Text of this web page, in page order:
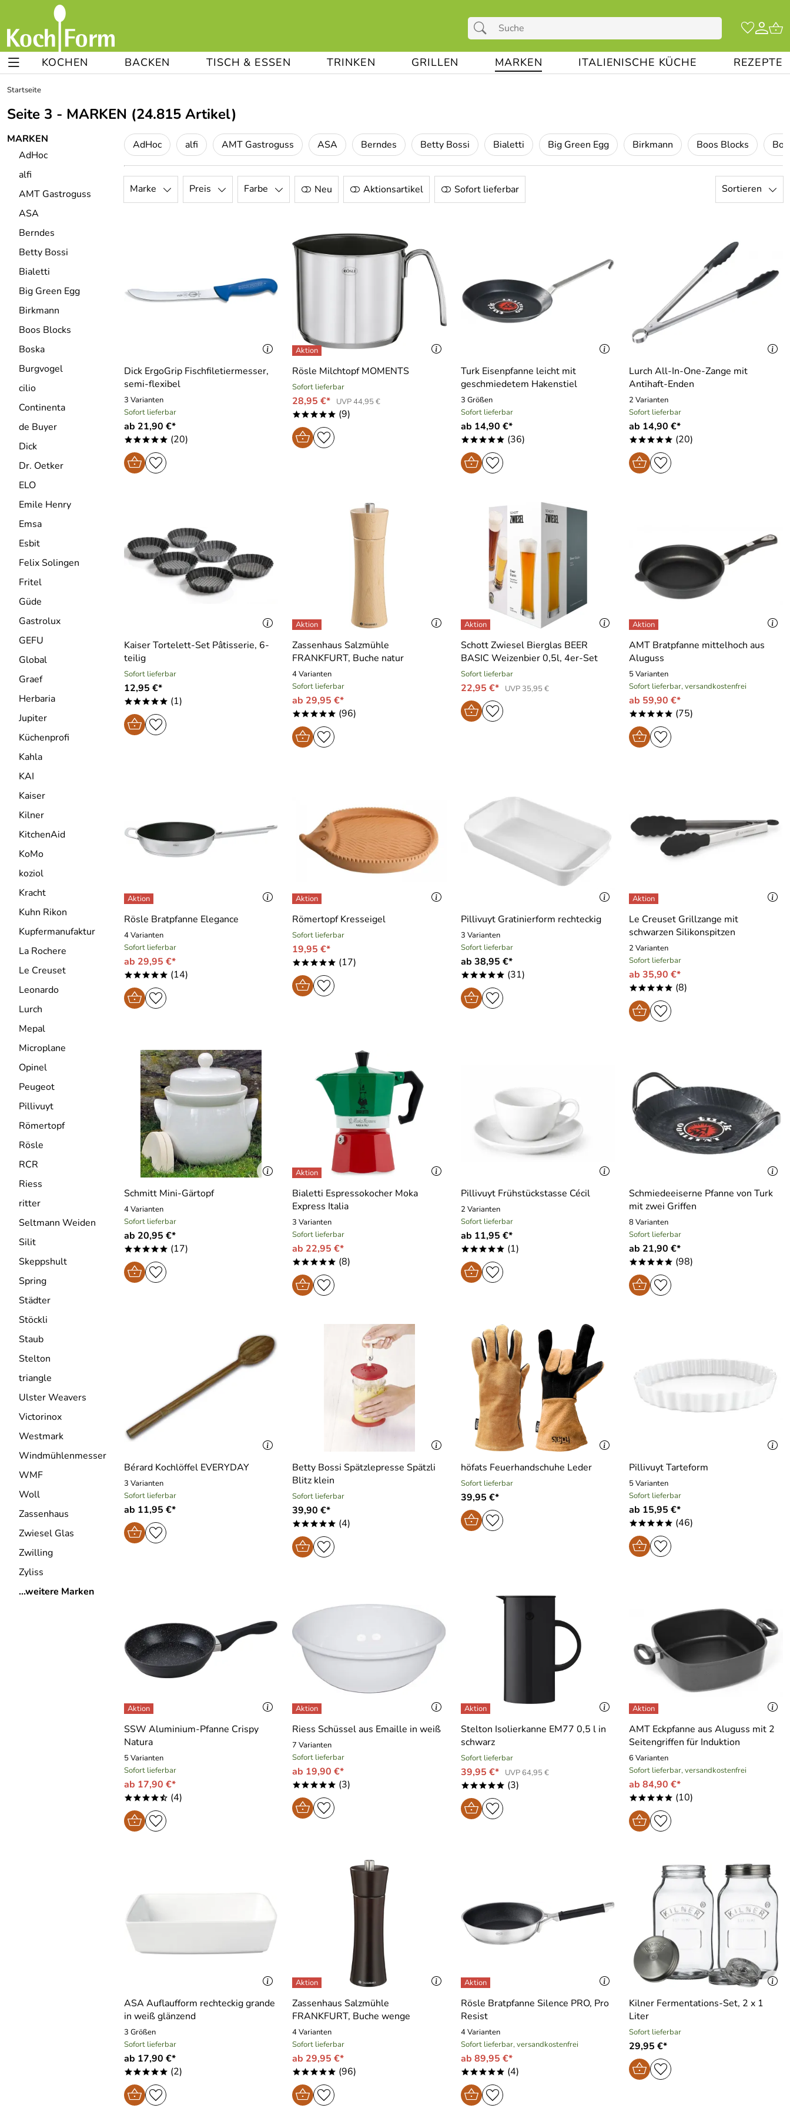
KOCHEN BACKEN TISCH & ESSEN TRINKEN GRILLEN MARKEN ITALIENISCHE KÜCHE REZEPTE
Startseite
Seite 3 - MARKEN (24.815 Artikel)
MARKEN
AdHoc
alfi
AMT Gastroguss
ASA
Berndes
Betty Bossi
Bialetti
Big Green Egg
Birkmann
Boos Blocks
Boska
Burgvogel
cilio
Continenta
de Buyer
Dick
Dr. Oetker
ELO
Emile Henry
Emsa
Esbit
Felix Solingen
Fritel
Güde
Gastrolux
GEFU
Global
Graef
Herbaria
Jupiter
Küchenprofi
Kahla
KAI
Kaiser
Kilner
KitchenAid
KoMo
koziol
Kracht
Kuhn Rikon
Kupfermanufaktur
La Rochere
Le Creuset
Leonardo
Lurch
Mepal
Microplane
Opinel
Peugeot
Pillivuyt
Römertopf
Rösle
RCR
Riess
ritter
Seltmann Weiden
Silit
Skeppshult
Spring
Städter
Stöckli
Staub
Stelton
triangle
Ulster Weavers
Victorinox
Westmark
Windmühlenmesser
WMF
Woll
Zassenhaus
Zwiesel Glas
Zwilling
Zyliss
...weitere Marken
AdHoc alfi AMT Gastroguss ASA Berndes Betty Bossi Bialetti Big Green Egg Birkmann Boos Blocks
Marke Preis Farbe Neu Aktionsartikel Sofort lieferbar Sortieren
Dick ErgoGrip Fischfiletiermesser,
semi-flexibel
3 Varianten
Sofort lieferbar
ab 21,90 €*
***** (20)
Rösle Milchtopf MOMENTS
Sofort lieferbar
28,95 €* UVP 44,95 €
***** (9)
Turk Eisenpfanne leicht mit
geschmiedetem Hakenstiel
3 Größen
Sofort lieferbar
ab 14,90 €*
***** (36)
Lurch All-In-One-Zange mit
Antihaft-Enden
2 Varianten
Sofort lieferbar
ab 14,90 €*
***** (20)
Kaiser Tortelett-Set Pâtisserie, 6-
teilig
Sofort lieferbar
12,95 €*
***** (1)
Zassenhaus Salzmühle
FRANKFURT, Buche natur
4 Varianten
Sofort lieferbar
ab 29,95 €*
***** (96)
Schott Zwiesel Bierglas BEER
BASIC Weizenbier 0,5l, 4er-Set
Sofort lieferbar
22,95 €* UVP 35,95 €
AMT Bratpfanne mittelhoch aus
Aluguss
5 Varianten
Sofort lieferbar, versandkostenfrei
ab 59,90 €*
***** (75)
Rösle Bratpfanne Elegance
4 Varianten
Sofort lieferbar
ab 29,95 €*
***** (14)
Römertopf Kresseigel
Sofort lieferbar
19,95 €*
***** (17)
Pillivuyt Gratinierform rechteckig
3 Varianten
Sofort lieferbar
ab 38,95 €*
***** (31)
Le Creuset Grillzange mit
schwarzen Silikonspitzen
2 Varianten
Sofort lieferbar
ab 35,90 €*
***** (8)
Schmitt Mini-Gärtopf
4 Varianten
Sofort lieferbar
ab 20,95 €*
***** (17)
Bialetti Espressokocher Moka
Express Italia
3 Varianten
Sofort lieferbar
ab 22,95 €*
***** (8)
Pillivuyt Frühstückstasse Cécil
2 Varianten
Sofort lieferbar
ab 11,95 €*
***** (1)
Schmiedeeiserne Pfanne von Turk
mit zwei Griffen
8 Varianten
Sofort lieferbar
ab 21,90 €*
***** (98)
Bérard Kochlöffel EVERYDAY
3 Varianten
Sofort lieferbar
ab 11,95 €*
Betty Bossi Spätzlepresse Spätzli
Blitz klein
Sofort lieferbar
39,90 €*
***** (4)
höfats Feuerhandschuhe Leder
Sofort lieferbar
39,95 €*
Pillivuyt Tarteform
5 Varianten
Sofort lieferbar
ab 15,95 €*
***** (46)
SSW Aluminium-Pfanne Crispy
Natura
5 Varianten
Sofort lieferbar
ab 17,90 €*
****/ (4)
Riess Schüssel aus Emaille in weiß
7 Varianten
Sofort lieferbar
ab 19,90 €*
***** (3)
Stelton Isolierkanne EM77 0,5 l in
schwarz
Sofort lieferbar
39,95 €* UVP 64,95 €
***** (3)
AMT Eckpfanne aus Aluguss mit 2
Seitengriffen für Induktion
6 Varianten
Sofort lieferbar, versandkostenfrei
ab 84,90 €*
***** (10)
ASA Auflaufform rechteckig grande
in weiß glänzend
3 Größen
Sofort lieferbar
ab 17,90 €*
***** (2)
Zassenhaus Salzmühle
FRANKFURT, Buche wenge
4 Varianten
Sofort lieferbar
ab 29,95 €*
***** (96)
Rösle Bratpfanne Silence PRO, Pro
Resist
4 Varianten
Sofort lieferbar, versandkostenfrei
ab 89,95 €*
***** (4)
Kilner Fermentations-Set, 2 x 1
Liter
Sofort lieferbar
29,95 €*